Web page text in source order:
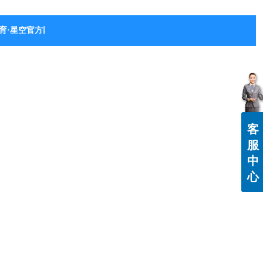
·星空官方网站-星空体育（中国）
客
服
中
心